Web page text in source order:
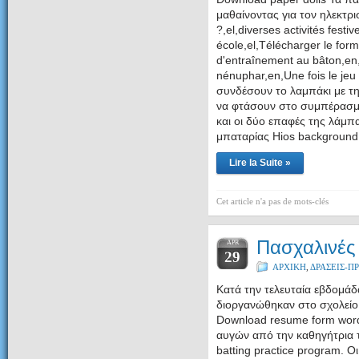
μαθαίνοντας για τον
?,el,diverses activités
école,el,Télécharger le
d'entraînement au
nénuphar,en,Une fois le
συνδέσουν το λαμπάκι με
να φτάσουν στο
και οι δύο επαφές της
μπαταρίας Hios background
Lire la Suite »
Cet article n'a pas de mots-clés
APR
29
ΑΡΧΙΚΗ ΔΡΑΣΕΙΣ-
Κατά την τελευταία
διοργανώθηκαν στο σχολείο
Download resume form
αυγών από την καθηγήτρια
batting practice program.